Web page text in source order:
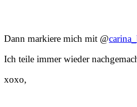
Dann markiere mich mit @
Ich teile immer wieder
xoxo,